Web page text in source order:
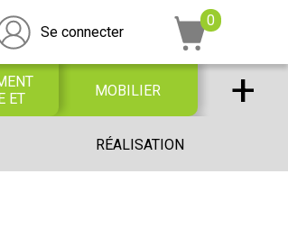
Se connecter
0
ET
MOBILIER
UNIVERS PETITE
ENFANCE
+
RÉALISATION